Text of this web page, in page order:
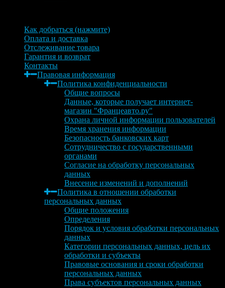
Как добраться (нажмите)
Оплата и доставка
Отслеживание товара
Гарантия и возврат
Контакты
Правовая информация
Политика конфиденциальности
Общие вопросы
Данные, которые получает интернет-
магазин "Францеавто.ру"
Охрана личной информации пользователей
Время хранения информации
Безопасность банковских карт
Сотрудничество с государственными
органами
Согласие на обработку персональных
данных
Внесение изменений и дополнений
Политика в отношении обработки
персональных данных
Общие положения
Определения
Порядок и условия обработки персональных
данных
Категории персональных данных, цель их
обработки и субъекты
Правовые основания и сроки обработки
персональных данных
Права субъектов персональных данных